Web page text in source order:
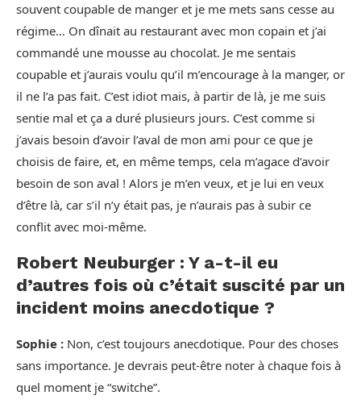
souvent coupable de manger et je me mets sans cesse au
régime… On dînait au restaurant avec mon copain et j’ai
commandé une mousse au chocolat. Je me sentais
coupable et j’aurais voulu qu’il m’encourage à la manger, or
il ne l’a pas fait. C’est idiot mais, à partir de là, je me suis
sentie mal et ça a duré plusieurs jours. C’est comme si
j’avais besoin d’avoir l’aval de mon ami pour ce que je
choisis de faire, et, en même temps, cela m’agace d’avoir
besoin de son aval ! Alors je m’en veux, et je lui en veux
d’être là, car s’il n’y était pas, je n’aurais pas à subir ce
conflit avec moi-même.
Robert Neuburger : Y a-t-il eu
d’autres fois où c’était suscité par un
incident moins anecdotique ?
Sophie : Non, c’est toujours anecdotique. Pour des choses
sans importance. Je devrais peut-être noter à chaque fois à
quel moment je “switche”.